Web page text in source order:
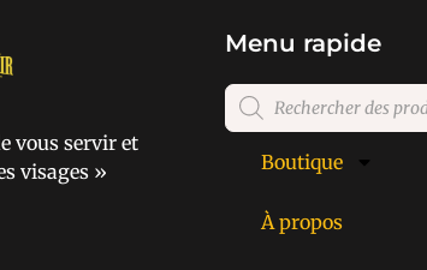
vous servir et
visages »
Menu rapide
Boutique
À propos